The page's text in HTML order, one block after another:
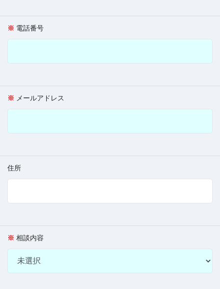
電話番号
メールアドレス
住所
相談内容